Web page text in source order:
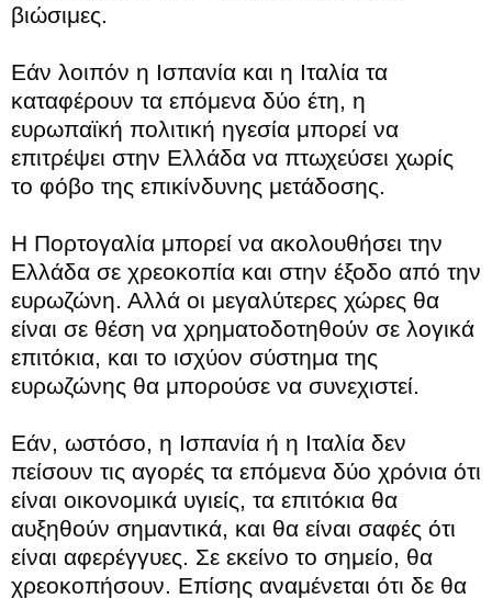
βιώσιμες.
Εάν λοιπόν η Ισπανία και η Ιταλία τα
καταφέρουν τα επόμενα δύο έτη, η
ευρωπαϊκή πολιτική ηγεσία μπορεί να
επιτρέψει στην Ελλάδα να πτωχεύσει χωρίς
το φόβο της επικίνδυνης μετάδοσης.
Η Πορτογαλία μπορεί να ακολουθήσει την
Ελλάδα σε χρεοκοπία και στην έξοδο από την
ευρωζώνη. Αλλά οι μεγαλύτερες χώρες θα
είναι σε θέση να χρηματοδοτηθούν σε λογικά
επιτόκια, και το ισχύον σύστημα της
ευρωζώνης θα μπορούσε να συνεχιστεί.
Εάν, ωστόσο, η Ισπανία ή η Ιταλία δεν
πείσουν τις αγορές τα επόμενα δύο χρόνια ότι
είναι οικονομικά υγιείς, τα επιτόκια θα
αυξηθούν σημαντικά, και θα είναι σαφές ότι
είναι αφερέγγυες. Σε εκείνο το σημείο, θα
χρεοκοπήσουν. Επίσης αναμένεται ότι δε θα